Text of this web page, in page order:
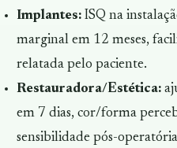
Implantes:ISQ na
marginal em 12 meses,
relatada pelo paciente.
Restauradora/Estética:
em 7 dias, cor/forma
sensibilidade pós-